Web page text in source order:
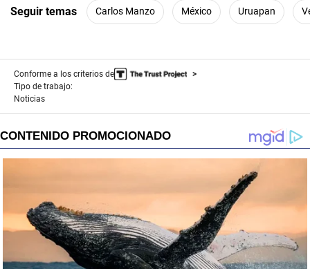
Seguir temas Carlos Manzo México Uruapan
Conforme a los criterios de
Tipo de trabajo:
Noticias